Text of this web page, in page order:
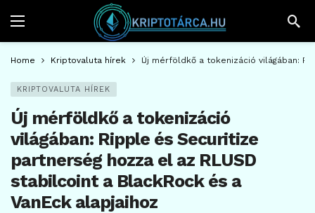
Home Kriptovaluta hírek Új mérföldkő a tokenizáció világában:
KRIPTOVALUTA HÍREK
Új mérföldkő a tokenizáció
világában: Ripple és Securitize
partnerség hozza el az RLUSD
stabilcoint a BlackRock és a
VanEck alapjaihoz